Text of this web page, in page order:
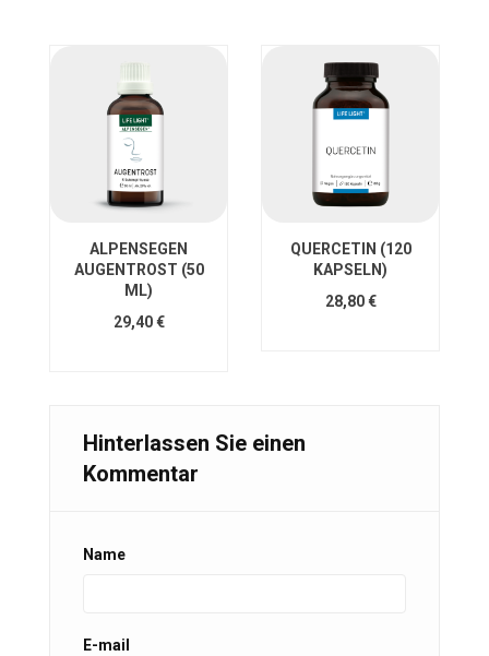
ALPENSEGEN
AUGENTROST (50
ML)
29,40 €
QUERCETIN (120
KAPSELN)
28,80 €
Hinterlassen Sie einen
Kommentar
Name
E-mail